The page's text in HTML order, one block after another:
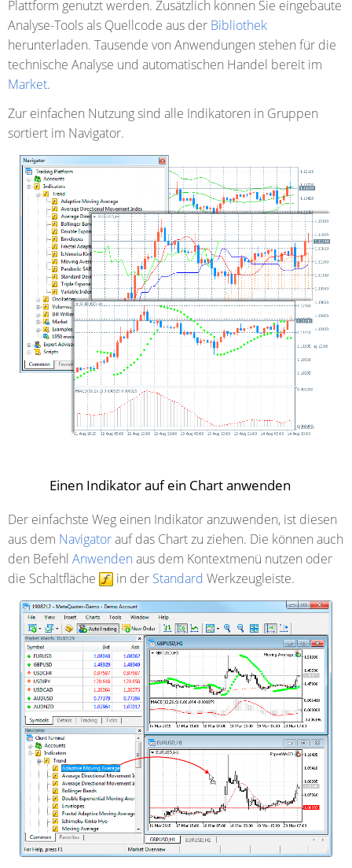
Plattform genutzt werden. Zusätzlich können Sie eingebaute
Analyse-Tools als Quellcode aus der Bibliothek
herunterladen. Tausende von Anwendungen stehen für die
technische Analyse und automatischen Handel bereit im
Market.
Zur einfachen Nutzung sind alle Indikatoren in Gruppen
sortiert im Navigator.
Einen Indikator auf ein Chart anwenden
Der einfachste Weg einen Indikator anzuwenden, ist diesen
aus dem Navigatorauf das Chart zu ziehen. Die können auch
den Befehl Anwenden aus dem Kontextmenü nutzen oder
die Schaltfläche
in der Standard Werkzeugleiste.